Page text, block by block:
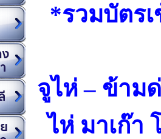
*รวมบัตร
จูไห่ – ข้าม
ไห่ มาเก๊า